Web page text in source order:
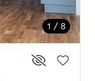
1 / 8